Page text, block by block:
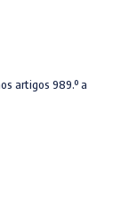
artigos 989.º a